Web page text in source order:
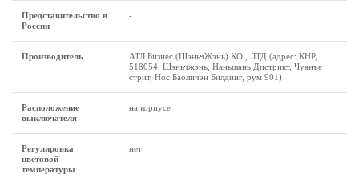
Представительство в
России
-
Производитель
АТЛ Бизнес (ШэньчЖэнь) КО., ЛТД (адрес: КНР,
518054, Шэньчжэнь, Наньшань Дистрикт, Чуанъе
стрит, Нос Баоличэн Билдинг, рум 901)
Расположение
выключателя
на корпусе
Регулировка
цветовой
температуры
нет